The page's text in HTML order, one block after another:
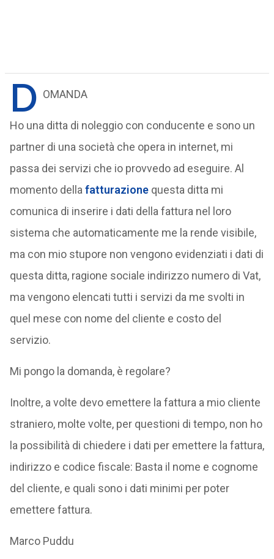
D OMANDA
Ho una ditta di noleggio con conducente e sono un
partner di una società che opera in internet, mi
passa dei servizi che io provvedo ad eseguire. Al
momento della fatturazionequesta ditta mi
comunica di inserire i dati della fattura nel loro
sistema che automaticamente me la rende visibile,
ma con mio stupore non vengono evidenziati i dati di
questa ditta, ragione sociale indirizzo numero di Vat,
ma vengono elencati tutti i servizi da me svolti in
quel mese con nome del cliente e costo del
servizio.
Mi pongo la domanda, è regolare?
Inoltre, a volte devo emettere la fattura a mio cliente
straniero, molte volte, per questioni di tempo, non ho
la possibilità di chiedere i dati per emettere la fattura,
indirizzo e codice fiscale: Basta il nome e cognome
del cliente, e quali sono i dati minimi per poter
emettere fattura.
Marco Puddu